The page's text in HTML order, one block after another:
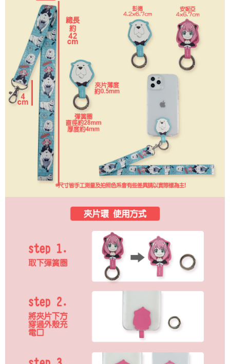
恩沛科技股份有限公司將有權停止該用戶之使用額度並採取法律行動。